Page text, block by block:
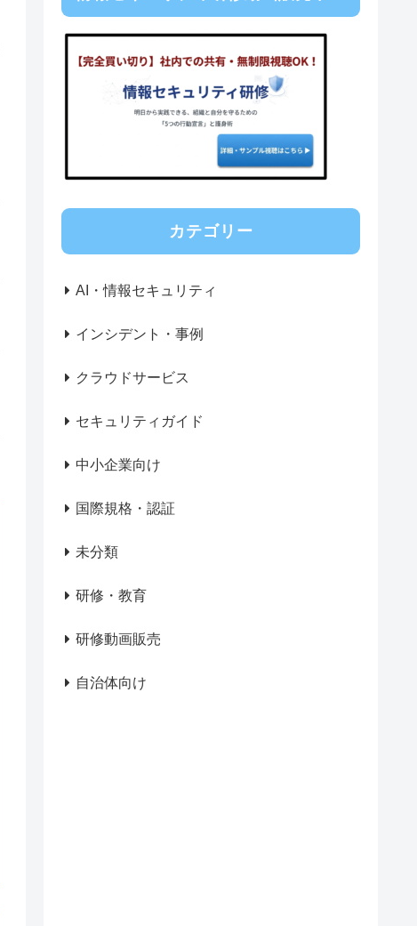
カテゴリー
AI・情報セキュリティ
インシデント・事例
クラウドサービス
セキュリティガイド
中小企業向け
国際規格・認証
未分類
研修・教育
研修動画販売
自治体向け